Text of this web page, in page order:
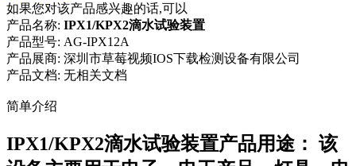
如果您对该产品感兴趣的话,可以
产品名称: IPX1/KPX2滴水试验装置
产品型号: AG-IPX12A
产品展商: 深圳市草莓视频IOS下载检测设备有限公司
产品文档: 无相关文档
简单介绍
IPX1/KPX2滴水试验装置产品用途： 该